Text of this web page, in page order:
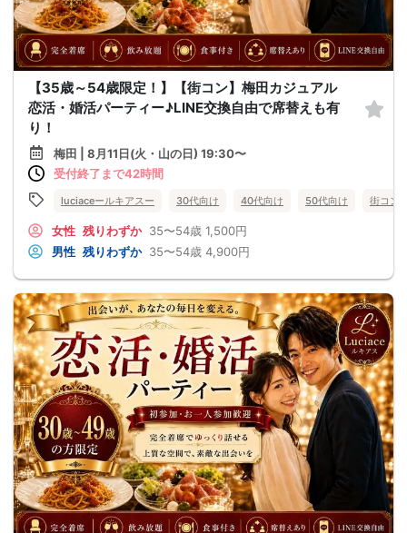
【35歳～54歳限定！】【街コン】梅田カジュアル
恋活・婚活パーティー♪LINE交換自由で席替えも有
り！
梅田 | 8月11日(火・山の日) 19:30〜
受付終了まで42時間
luciaceールキアスー 30代向け 40代向け 50代向け 街コン
女性 残りわずか 35〜54歳 1,500円
男性 残りわずか 35〜54歳 4,900円